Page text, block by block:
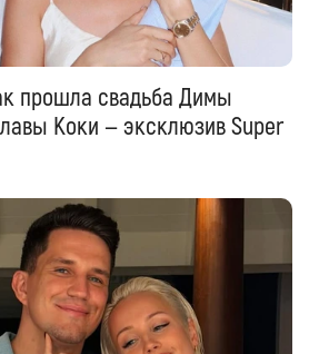
прошла свадьба Димы
Коки — эксклюзив Super